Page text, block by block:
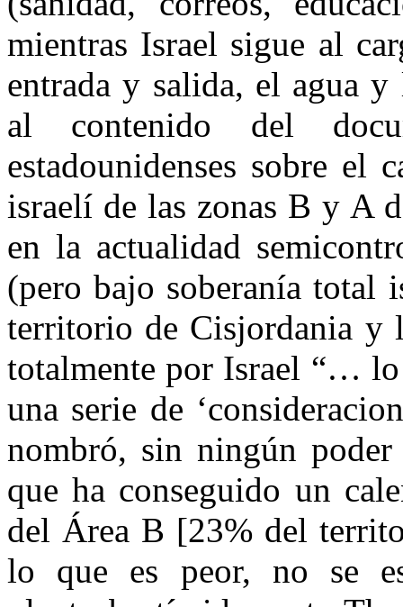
mientras Israel sigue al
entrada y salida, el agua
al contenido del
estadounidenses sobre el
israelí de las zonas B y A
en la actualidad
(pero bajo soberanía total
territorio de Cisjordania y
totalmente por Israel “…
una serie de
nombró, sin ningún
que ha conseguido un
del Área B [23% del
lo que es peor, no se